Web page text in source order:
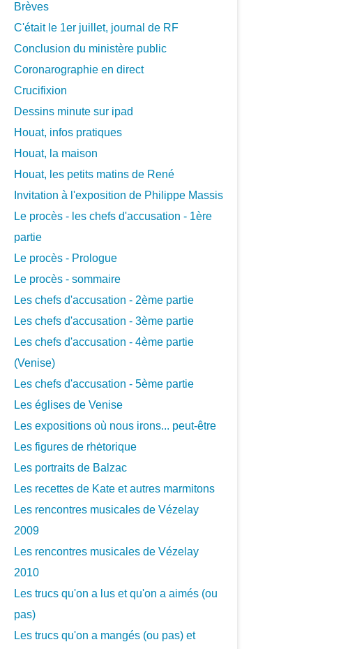
Brèves
C'était le 1er juillet, journal de RF
Conclusion du ministère public
Coronarographie en direct
Crucifixion
Dessins minute sur ipad
Houat, infos pratiques
Houat, la maison
Houat, les petits matins de René
Invitation à l'exposition de Philippe Massis
Le procès - les chefs d'accusation - 1ère
partie
Le procès - Prologue
Le procès - sommaire
Les chefs d'accusation - 2ème partie
Les chefs d'accusation - 3ème partie
Les chefs d'accusation - 4ème partie
(Venise)
Les chefs d'accusation - 5ème partie
Les églises de Venise
Les expositions où nous irons... peut-être
Les figures de rhėtorique
Les portraits de Balzac
Les recettes de Kate et autres marmitons
Les rencontres musicales de Vézelay
2009
Les rencontres musicales de Vézelay
2010
Les trucs qu'on a lus et qu'on a aimés (ou
pas)
Les trucs qu'on a mangés (ou pas) et